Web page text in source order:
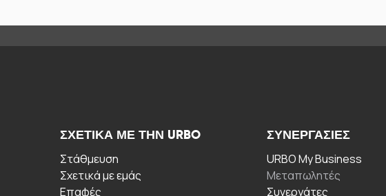
ΣΧΕΤΙΚΆ ΜΕ ΤΗΝ URBO
Στάθμευση
Σχετικά με εμάς
Επαφές
ΣΥΝΕΡΓΑΣΊΕΣ
URBO My Business
Μεταπωλητές
Συνεργάτες